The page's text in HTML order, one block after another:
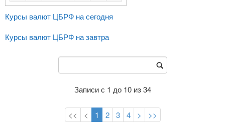
Курсы валют ЦБРФ на сегодня
Курсы валют ЦБРФ на завтра
Записи с 1 до 10 из 34
<< < 1 2 3 4 > >>